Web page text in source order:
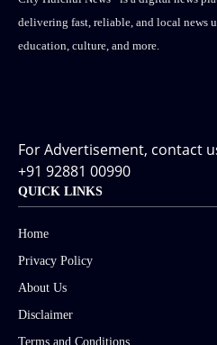
delivering fast, reliable, and local news
education, culture, and more.
For Advertisement, contact
+91 92881 00990
QUICK LINKS
Home
Privacy Policy
About Us
Disclaimer
Terms and Conditions